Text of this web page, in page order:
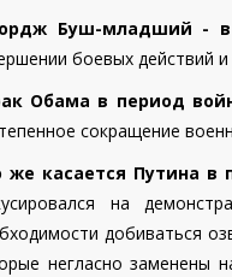
Буш-младший - в
боевых действий
Обама в период
сокращение
же касается Путина в
на
добиваться
негласно заменены